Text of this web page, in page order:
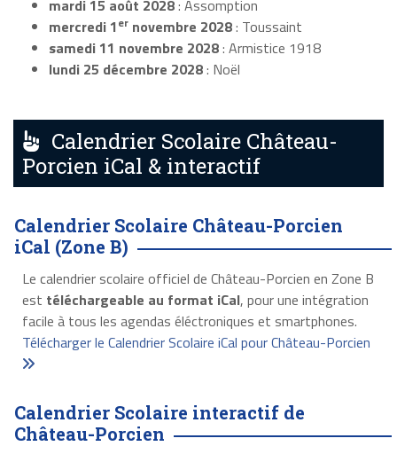
mardi 15 août 2028: Assomption
mercredi 1er novembre 2028: Toussaint
samedi 11 novembre 2028: Armistice 1918
lundi 25 décembre 2028: Noël
Calendrier Scolaire Château-
Porcien iCal & interactif
Calendrier Scolaire Château-Porcien
iCal (Zone B)
Le calendrier scolaire officiel de Château-Porcien en Zone B
est téléchargeable au format iCal, pour une intégration
facile à tous les agendas éléctroniques et smartphones.
Télécharger le Calendrier Scolaire iCal pour Château-Porcien
Calendrier Scolaire interactif de
Château-Porcien